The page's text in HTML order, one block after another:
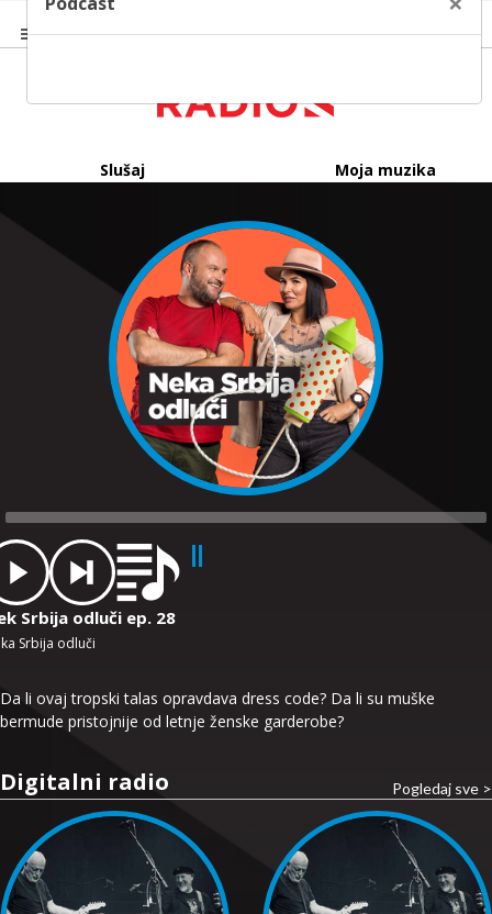
Slušaj Moja muzika
Srbija odluči ep. 28
Srbija odluči
Da li ovaj tropski talas opravdava dress code? Da li su muške
bermude pristojnije od letnje ženske garderobe?
Digitalni radio Pogledaj sve >